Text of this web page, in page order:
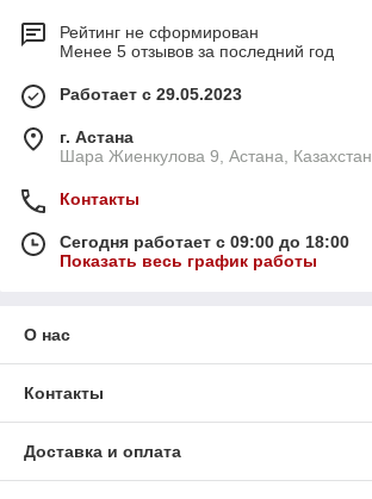
Рейтинг не сформирован
Менее 5 отзывов за последний год
Работает с 29.05.2023
г. Астана
Шара Жиенкулова 9, Астана, Казахстан
Контакты
Сегодня работает с 09:00 до 18:00
Показать весь график работы
О нас
Контакты
Доставка и оплата